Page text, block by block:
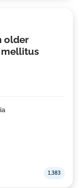
1,383
older
mellitus